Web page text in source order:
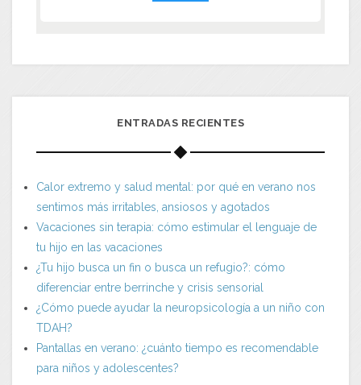
ENTRADAS RECIENTES
Calor extremo y salud mental: por qué en verano nos
sentimos más irritables, ansiosos y agotados
Vacaciones sin terapia: cómo estimular el lenguaje de
tu hijo en las vacaciones
¿Tu hijo busca un fin o busca un refugio?: cómo
diferenciar entre berrinche y crisis sensorial
¿Cómo puede ayudar la neuropsicología a un niño con
TDAH?
Pantallas en verano: ¿cuánto tiempo es recomendable
para niños y adolescentes?